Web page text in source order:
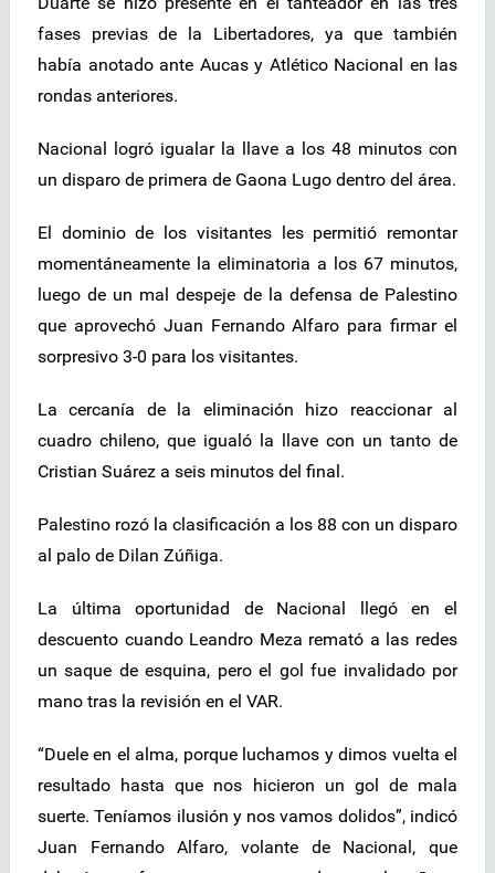
fases previas de la Libertadores, ya que también
había anotado ante Aucas y Atlético Nacional en las
rondas anteriores.
Nacional logró igualar la llave a los 48 minutos con
un disparo de primera de Gaona Lugo dentro del área.
El dominio de los visitantes les permitió remontar
momentáneamente la eliminatoria a los 67 minutos,
luego de un mal despeje de la defensa de Palestino
que aprovechó Juan Fernando Alfaro para firmar el
sorpresivo 3-0 para los visitantes.
La cercanía de la eliminación hizo reaccionar al
cuadro chileno, que igualó la llave con un tanto de
Cristian Suárez a seis minutos del final.
Palestino rozó la clasificación a los 88 con un disparo
al palo de Dilan Zúñiga.
La última oportunidad de Nacional llegó en el
descuento cuando Leandro Meza remató a las redes
un saque de esquina, pero el gol fue invalidado por
mano tras la revisión en el VAR.
“Duele en el alma, porque luchamos y dimos vuelta el
resultado hasta que nos hicieron un gol de mala
suerte. Teníamos ilusión y nos vamos dolidos”, indicó
Juan Fernando Alfaro, volante de Nacional, que